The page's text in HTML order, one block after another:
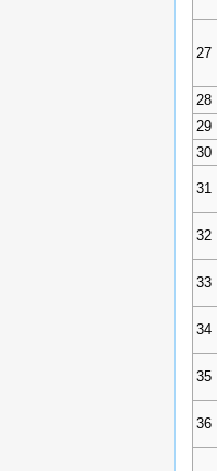
27
28
29
30
31
32
33
34
35
36